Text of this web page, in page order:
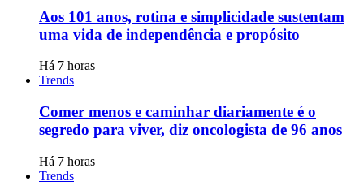
Aos 101 anos, rotina e simplicidade sustentam
uma vida de independência e propósito
Há 7 horas
Trends
Comer menos e caminhar diariamente é o
segredo para viver, diz oncologista de 96 anos
Há 7 horas
Trends